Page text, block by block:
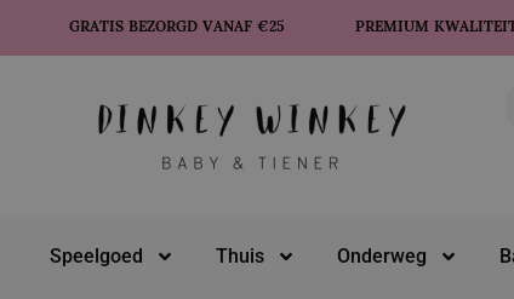
GRATIS BEZORGD VANAF €25 PREMIUM
Speelgoed Thuis Onderweg